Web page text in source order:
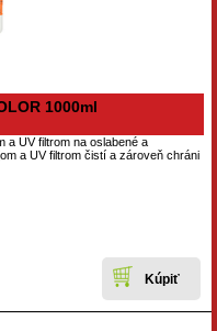
1000ml
a UV filtrom na oslabené a
a UV filtrom čistí a zároveň chráni